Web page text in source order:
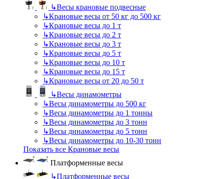
↳Весы крановые подвесные
↳Крановые весы от 50 кг до 500 кг
↳Крановые весы до 1 т
↳Крановые весы до 2 т
↳Крановые весы до 3 т
↳Крановые весы до 5 т
↳Крановые весы до 10 т
↳Крановые весы до 15 т
↳Крановые весы от 20 до 50 т
↳Весы динамометры
↳Весы динамометры до 500 кг
↳Весы динамометры до 1 тонны
↳Весы динамометры до 3 тонн
↳Весы динамометры до 5 тонн
↳Весы динамометры до 10-30 тонн
Показать все Крановые весы
Платформенные весы
↳Платформенные весы